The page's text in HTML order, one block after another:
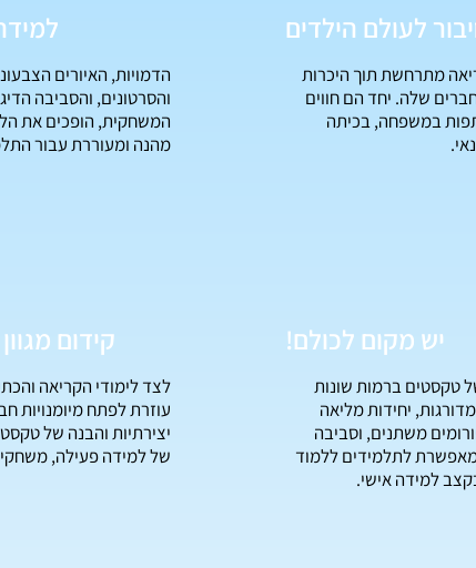
לעולם הילדים
מתרחשת תוך היכרות
שלה. יחד הם חווים
במשפחה, בכיתה
הדמויות, האיורים
והסרטונים, והסביבה
המשחקית, הופכים את
מהנה ומעוררת עבור
!יש מקום לכולם
טקסטים ברמות שונות
מדורגות, יחידות מליאה
משתנים, וסביבה
לתלמידים ללמוד
למידה אישי.
קידום
לצד לימודי הקריאה
עוזרת לפתח מיומנויות
יצירתיות והבנה של
של למידה פעילה,